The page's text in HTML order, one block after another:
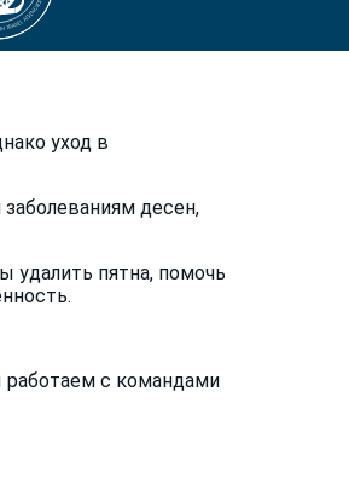
уход в
заболеваниям десен,
удалить пятна, помочь
работаем с командами